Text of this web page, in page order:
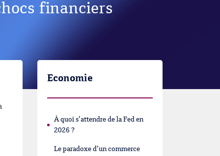
financiers
Economie
À quoi s’attendre de la Fed en
2026 ?
Le paradoxe d’un commerce